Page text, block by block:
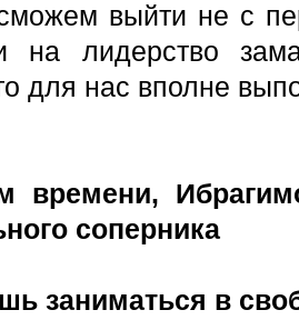
выйти не с
лидерство
для нас вполне
времени,
соперника
заниматься в